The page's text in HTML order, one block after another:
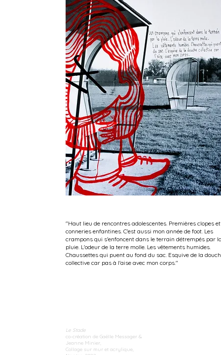
"Haut lieu de rencontres adolescentes. Premières clopes et
conneries enfantines. C'est aussi mon année de foot. Les
crampons qui s'enfoncent dans le terrain détrempés par
pluie. L'odeur de la terre molle. Les vêtements humides.
Chaussettes qui puent au fond du sac. Esquive de la
collective car pas à l'aise avec mon corps."
Le Stade
co-création de Gaëlle Messager &
Jeanne Minier,
Collage sur mur et acrylique,